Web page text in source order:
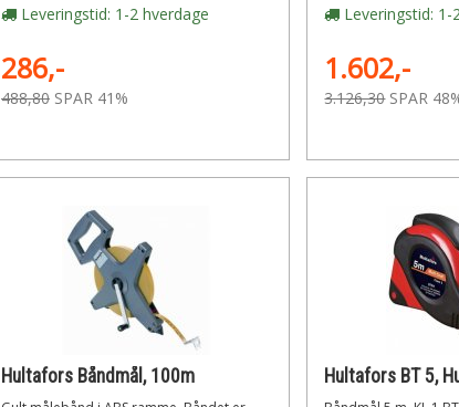
Leveringstid: 1-2 hverdage
286,-
488,80 SPAR 41%
Leveringstid: 1-
1.602,-
3.126,30 SPAR
Hultafors Båndmål, 100m